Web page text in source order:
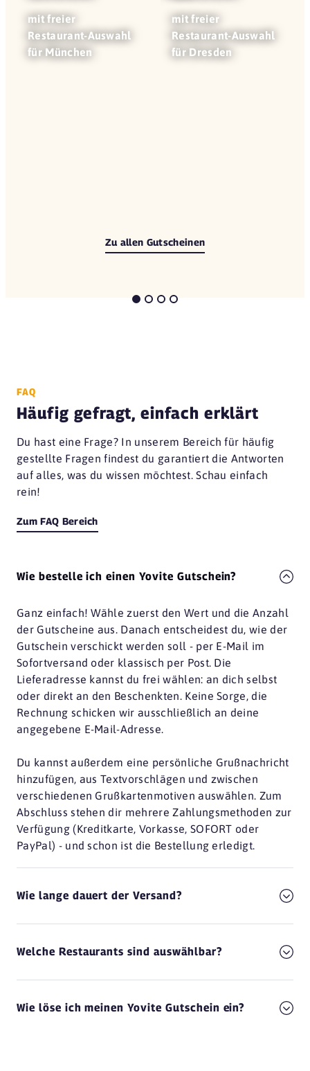
mit freier
Restaurant-Auswahl
für München
mit freier
Restaurant-Auswahl
für Dresden
Zu allen Gutscheinen
FAQ
Häufig gefragt, einfach erklärt
Du hast eine Frage? In unserem Bereich für häufig
gestellte Fragen findest du garantiert die Antworten
auf alles, was du wissen möchtest. Schau einfach
rein!
Zum FAQ Bereich
Wie bestelle ich einen Yovite Gutschein?
Ganz einfach! Wähle zuerst den Wert und die Anzahl
der Gutscheine aus. Danach entscheidest du, wie der
Gutschein verschickt werden soll - per E-Mail im
Sofortversand oder klassisch per Post. Die
Lieferadresse kannst du frei wählen: an dich selbst
oder direkt an den Beschenkten. Keine Sorge, die
Rechnung schicken wir ausschließlich an deine
angegebene E-Mail-Adresse.
Du kannst außerdem eine persönliche Grußnachricht
hinzufügen, aus Textvorschlägen und zwischen
verschiedenen Grußkartenmotiven auswählen. Zum
Abschluss stehen dir mehrere Zahlungsmethoden zur
Verfügung (Kreditkarte, Vorkasse, SOFORT oder
PayPal) - und schon ist die Bestellung erledigt.
Wie lange dauert der Versand?
Welche Restaurants sind auswählbar?
Wie löse ich meinen Yovite Gutschein ein?